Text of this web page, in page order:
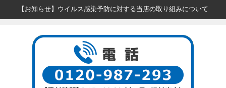
【お知らせ】ウイルス感染予防に対する当店の取り組みについて